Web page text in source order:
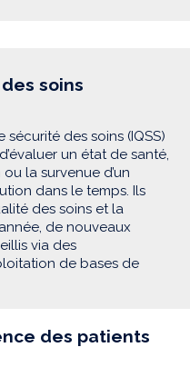
soins
des soins (IQSS)
un état de santé,
la survenue d’un
dans le temps. Ils
des soins et la
de nouveaux
via des
de bases de
des patients